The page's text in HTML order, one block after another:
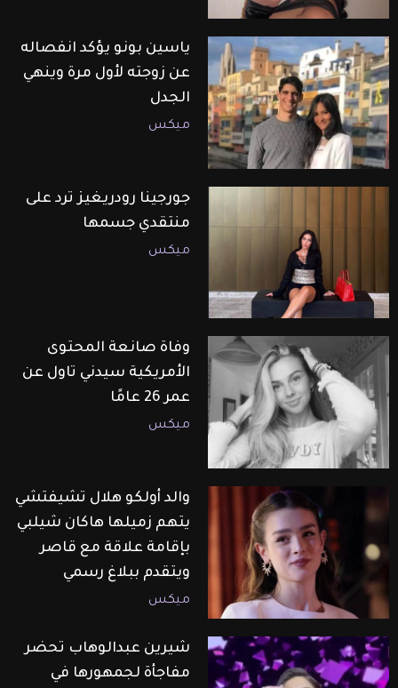
ياسين بونو يؤكد انفصاله
عن زوجته لأول مرة وينهي
الجدل
ميكس
جورجينا رودريغيز ترد على
منتقدي جسمها
ميكس
وفاة صانعة المحتوى
الأمريكية سيدني تاول عن
عمر 26 عامًا
ميكس
والد أولكو هلال تشيفتشي
يتهم زميلها هاكان شيلبي
بإقامة علاقة مع قاصر
ويتقدم ببلاغ رسمي
ميكس
شيرين عبدالوهاب تحضر
مفاجأة لجمهورها في